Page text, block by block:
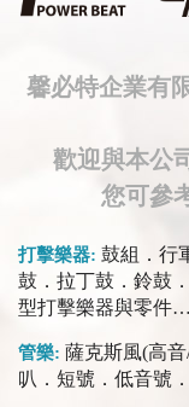
馨必特企業有
歡迎與本公
您可參
打擊樂器: 鼓組．行
鼓．拉丁鼓．鈴鼓
型打擊樂器與零件…
管樂: 薩克斯風(高
叭．短號．低音號